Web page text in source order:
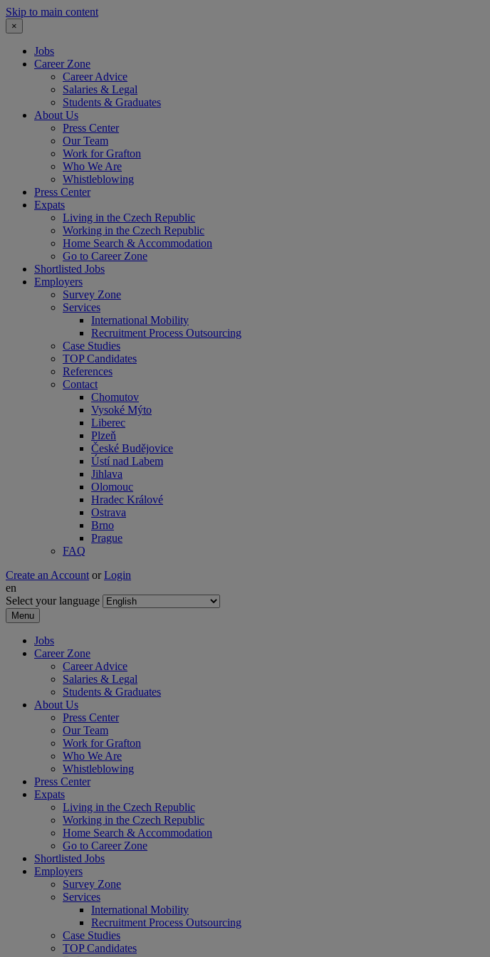
Skip to main content
×
Jobs
Career Zone
Career Advice
Salaries & Legal
Students & Graduates
About Us
Press Center
Our Team
Work for Grafton
Who We Are
Whistleblowing
Press Center
Expats
Living in the Czech Republic
Working in the Czech Republic
Home Search & Accommodation
Go to Career Zone
Shortlisted Jobs
Employers
Survey Zone
Services
International Mobility
Recruitment Process Outsourcing
Case Studies
TOP Candidates
References
Contact
Chomutov
Vysoké Mýto
Liberec
Plzeň
České Budějovice
Ústí nad Labem
Jihlava
Olomouc
Hradec Králové
Ostrava
Brno
Prague
FAQ
Create an Account or Login
en
Select your language
Menu
Jobs
Career Zone
Career Advice
Salaries & Legal
Students & Graduates
About Us
Press Center
Our Team
Work for Grafton
Who We Are
Whistleblowing
Press Center
Expats
Living in the Czech Republic
Working in the Czech Republic
Home Search & Accommodation
Go to Career Zone
Shortlisted Jobs
Employers
Survey Zone
Services
International Mobility
Recruitment Process Outsourcing
Case Studies
TOP Candidates